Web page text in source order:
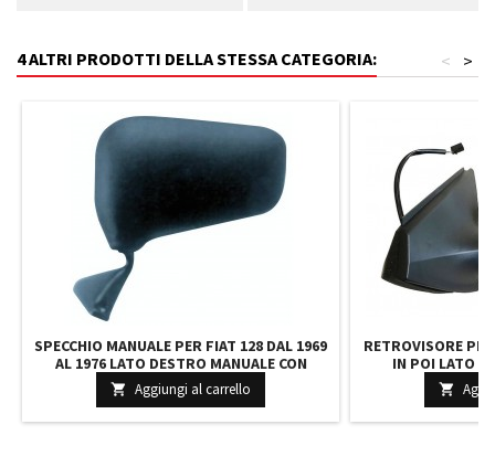
4 ALTRI PRODOTTI DELLA STESSA CATEGORIA: >
<
SPECCHIO MANUALE PER FIAT 128 DAL 1969
AL 1976 LATO DESTRO MANUALE CON
VETRO ASFERISCO NERO VERSIONE A VITE
 Aggiungi al carrello
RETROVISORE
IN POI LATO
COMPLETO
